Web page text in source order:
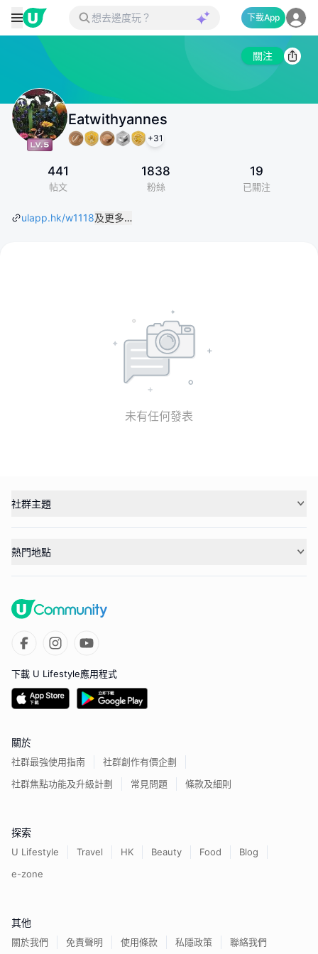
下載App
關注
Eatwithyannes
+31
441
帖文
1838
粉絲
19
已關注
ulapp.hk/w1118及更多…
未有任何發表
社群主題
熱門地點
下載 U Lifestyle應用程式
關於
社群最強使用指南
社群創作有價企劃
社群焦點功能及升級計劃
常見問題 條款及細則
探索
U Lifestyle Travel HK Beauty Food
Blog
e-zone
其他
關於我們 免責聲明 使用條款 私隱政策 聯絡我們